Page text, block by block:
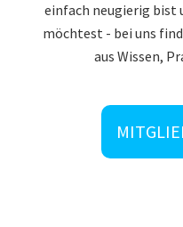
einfach neugierig bist
möchtest - bei uns
aus Wissen,